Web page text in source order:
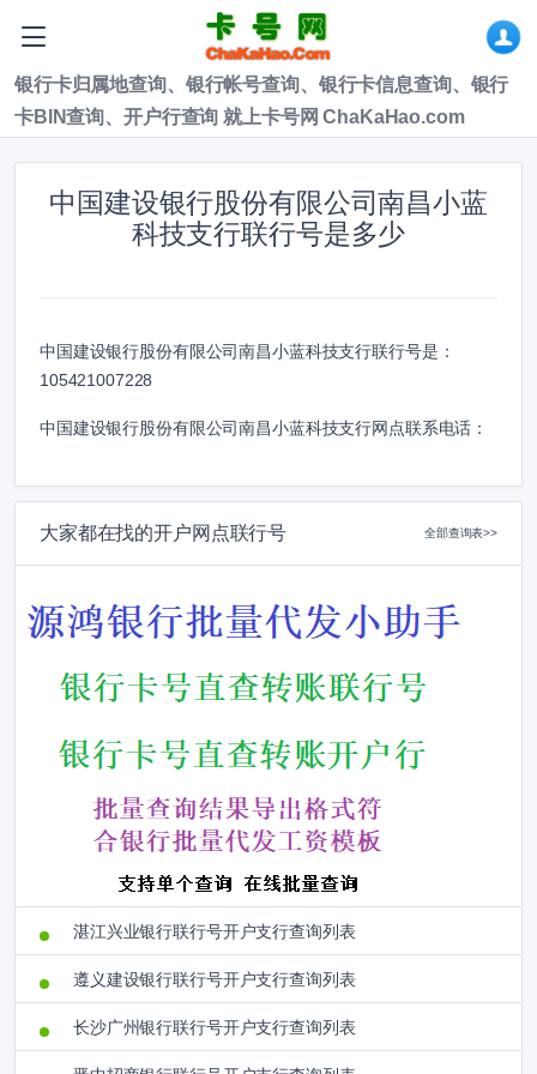
银行卡归属地查询、银行帐号查询、银行卡信息查询、银行
卡BIN查询、开户行查询 就上卡号网 ChaKaHao.com
中国建设银行股份有限公司南昌小蓝
科技支行联行号是多少
中国建设银行股份有限公司南昌小蓝科技支行联行号是：
105421007228
中国建设银行股份有限公司南昌小蓝科技支行网点联系电话：
大家都在找的开户网点联行号 全部查询表>>
湛江兴业银行联行号开户支行查询列表
遵义建设银行联行号开户支行查询列表
长沙广州银行联行号开户支行查询列表